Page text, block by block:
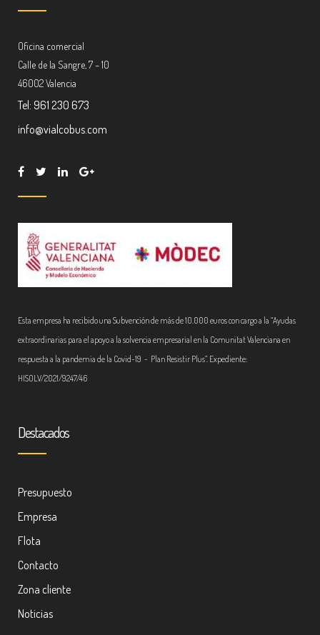
Oficina comercial
Calle de la Sangre, 7 – 10
46002 Valencia
Tel: 961 230 673
info@vialcobus.com
Esta empresa ha recibido una Subvención de más de 10.000 euros con cargo a la “Ayudas
extraordinarias para el apoyo a la solvencia empresarial en la Comunitat Valenciana en
respuesta a la pandemia de la Covid-19 - Plan Resistir Plus”. Expediente:
HISOLV/2021/9247/46
Destacados
Presupuesto
Empresa
Flota
Contacto
Zona cliente
Noticias